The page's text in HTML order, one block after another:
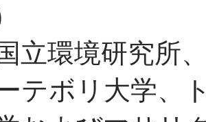
立環境研究所
テボリ大学、